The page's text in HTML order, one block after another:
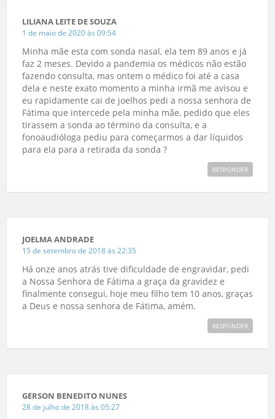
LILIANA LEITE DE SOUZA
1 de maio de 2020 às 09:54
Minha mãe esta com sonda nasal, ela tem 89 anos e já
faz 2 meses. Devido a pandemia os médicos não estão
fazendo consulta, mas ontem o médico foi até a casa
dela e neste exato momento a minha irmã me avisou e
eu rapidamente cai de joelhos pedi a nossa senhora de
Fátima que intercede pela minha mãe, pedido que eles
tirassem a sonda ao término da consulta, e a
fonoaudióloga pediu para começarmos a dar líquidos
para ela para a retirada da sonda ?
RESPONDER
JOELMA ANDRADE
15 de setembro de 2018 às 22:35
Há onze anos atrás tive dificuldade de engravidar, pedi
a Nossa Senhora de Fátima a graça da gravidez e
finalmente consegui, hoje meu filho tem 10 anos, graças
a Deus e nossa senhora de Fátima, amém.
RESPONDER
GERSON BENEDITO NUNES
28 de julho de 2018 às 05:27